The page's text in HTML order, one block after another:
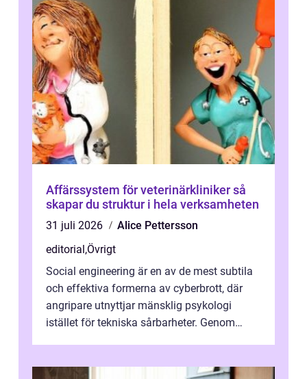
Affärssystem för veterinärkliniker så
skapar du struktur i hela verksamheten
31 juli 2026
Alice Pettersson
editorial,Övrigt
Social engineering är en av de mest subtila
och effektiva formerna av cyberbrott, där
angripare utnyttjar mänsklig psykologi
istället för tekniska sårbarheter. Genom